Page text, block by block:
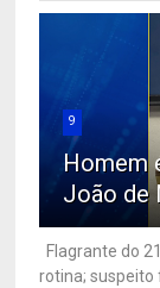
9
Homem
João de
Flagrante do
rotina; suspeito